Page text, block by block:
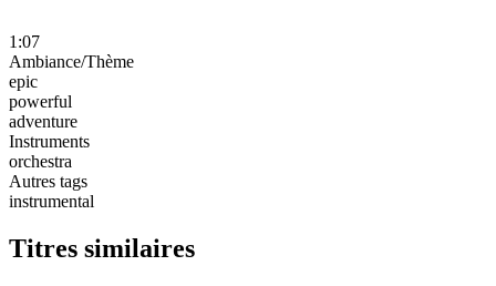
1:07
Ambiance/Thème
epic
powerful
adventure
Instruments
orchestra
Autres tags
instrumental
Titres similaires